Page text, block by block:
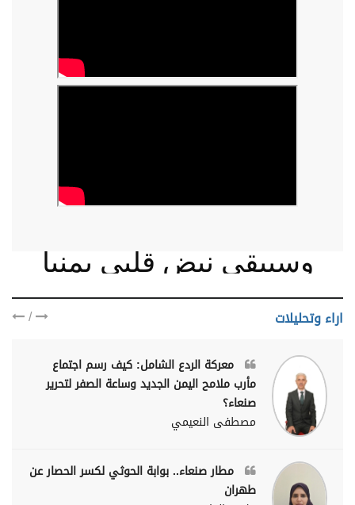
وسيبقى نبض قلبي يمنيا
اراء وتحليلات /
معركة الردع الشامل: كيف رسم اجتماع
مأرب ملامح اليمن الجديد وساعة الصفر لتحرير
صنعاء؟
مصطفى النعيمي
مطار صنعاء.. بوابة الحوثي لكسر الحصار عن
طهران